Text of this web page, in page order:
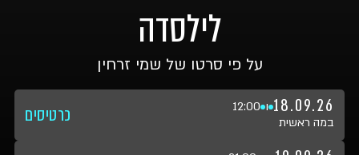
לילסדה
על פי סרטו של שמי זרחין
18.09.26 ו 12:00
במה ראשית
כרטיסים